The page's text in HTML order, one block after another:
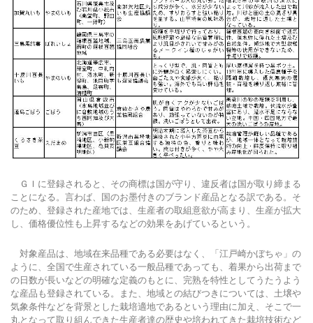
ＧＩに登録されると、その商標は国が守り、違反者は国が取り締まる
ことになる。言わば、国のお墨付きのブランド産品となる訳である。そ
のため、登録された産地では、生産者の取組意欲が高まり、生産が拡大
し、価格優位性も上昇するなどの効果をあげているという。
対象産品は、地域在来品種である必要はなく、「江戸崎かぼちゃ」の
ように、全国で生産されている一般品種であっても、着果から出荷まで
の日数が長いなどの明確な定義のもとに、完熟を特性としてうたうよう
な産品も登録されている。また、地域との結びつきについては、土壌や
気象条件などを背景とした栽培適地であるという理由に加え、そこで一
丸となって取り組んできた生産者達の歴史や培われてきた栽培技術など